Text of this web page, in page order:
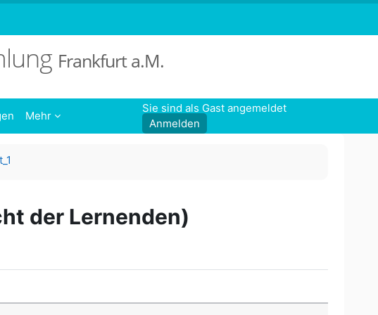
Frankfurt a.M.
Mehr
Sie sind als Gast angemeldet
Anmelden
der Lernenden)